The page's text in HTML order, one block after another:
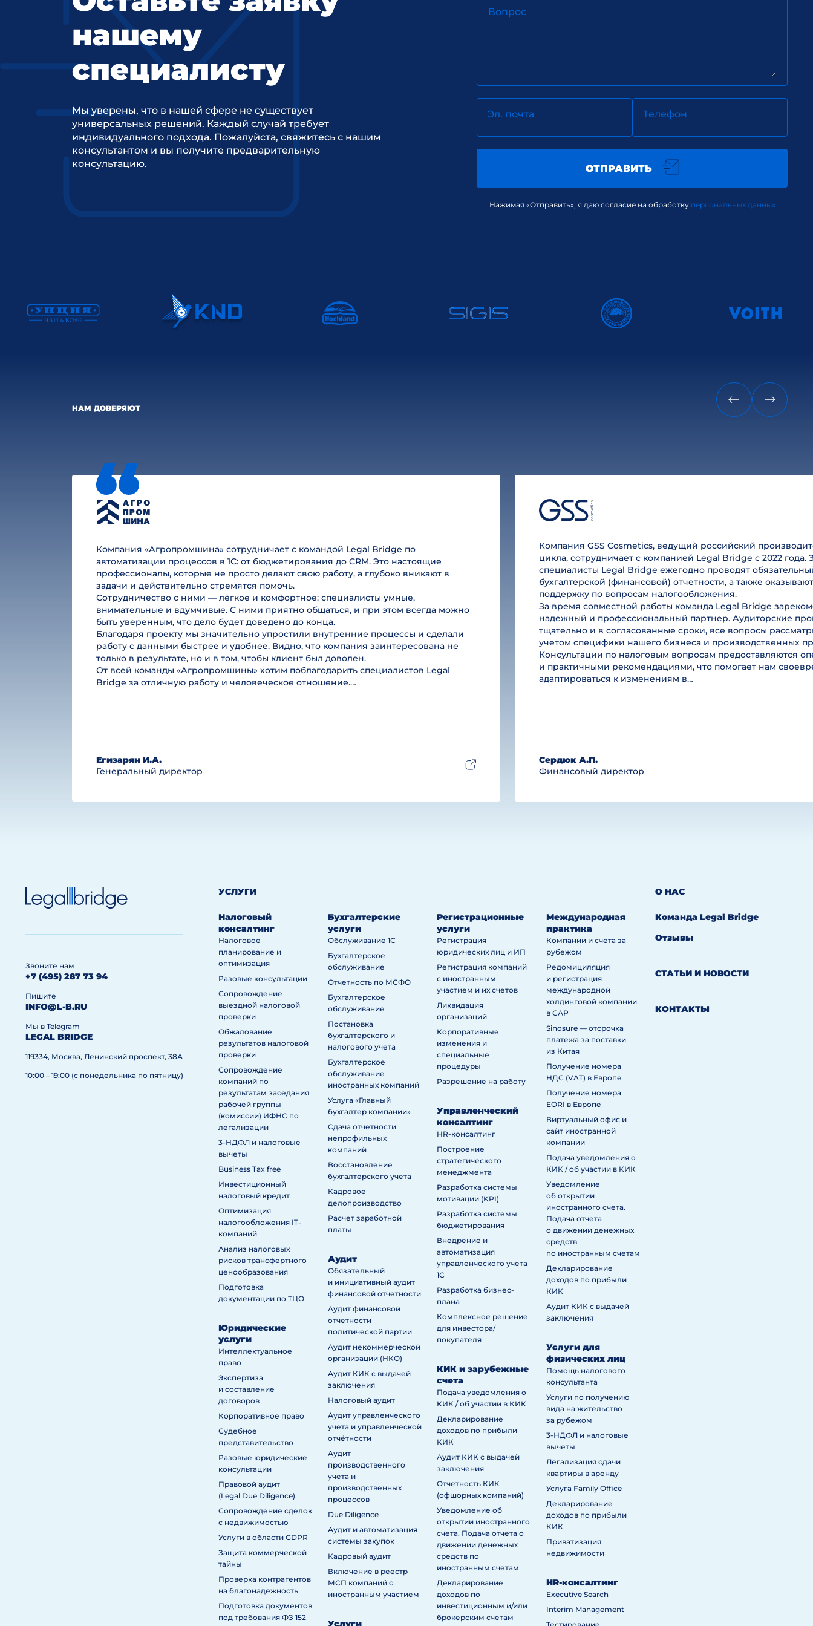
нашему
специалисту
Мы уверены, что в нашей сфере не существует
универсальных решений. Каждый случай требует
индивидуального подхода. Пожалуйста, свяжитесь с нашим
консультантом и вы получите предварительную
консультацию.
Вопрос
Эл. почта Телефон
ОТПРАВИТЬ
Нажимая «Отправить», я даю согласие на обработку персональных данных
НАМ ДОВЕРЯЮТ
Компания «Агропромшина» сотрудничает с командой Legal Bridge по
автоматизации процессов в 1С: от бюджетирования до CRM. Это настоящие
профессионалы, которые не просто делают свою работу, а глубоко вникают в
задачи и действительно стремятся помочь.
Сотрудничество с ними — лёгкое и комфортное: специалисты умные,
внимательные и вдумчивые. С ними приятно общаться, и при этом всегда можно
быть уверенным, что дело будет доведено до конца.
Благодаря проекту мы значительно упростили внутренние процессы и сделали
работу с данными быстрее и удобнее. Видно, что компания заинтересована не
только в результате, но и в том, чтобы клиент был доволен.
От всей команды «Агропромшины» хотим поблагодарить специалистов Legal
Bridge за отличную работу и человеческое отношение.…
Егизарян И.А.
Генеральный директор
Компания GSS Cosmetics, ведущий российский
цикла, сотрудничает с компанией Legal Bridge с 2022 года.
специалисты Legal Bridge ежегодно проводят
бухгалтерской (финансовой) отчетности, а также
поддержку по вопросам налогообложения.
За время совместной работы команда Legal Bridge
надежный и профессиональный партнер. Аудиторские
тщательно и в согласованные сроки, все вопросы
учетом специфики нашего бизнеса и производственных
Консультации по налоговым вопросам предоставляются
и практичными рекомендациями, что помогает нам
адаптироваться к изменениям в…
Сердюк А.П.
Финансовый директор
Звоните нам
+7 (495) 287 73 94
Пишите
INFO@L-B.RU
Мы в Telegram
LEGAL BRIDGE
119334, Москва, Ленинский проспект, 38А
10:00 – 19:00 (с понедельника по пятницу)
УСЛУГИ
Налоговый
консалтинг
Налоговое
планирование и
оптимизация
Разовые консультации
Сопровождение
выездной налоговой
проверки
Обжалование
результатов налоговой
проверки
Сопровождение
компаний по
результатам заседания
рабочей группы
(комиссии) ИФНС по
легализации
3-НДФЛ и налоговые
вычеты
Business Tax free
Инвестиционный
налоговый кредит
Оптимизация
налогообложения IT-
компаний
Анализ налоговых
рисков трансфертного
ценообразования
Подготовка
документации по ТЦО
Юридические
услуги
Интеллектуальное
право
Экспертиза
и составление
договоров
Корпоративное право
Судебное
представительство
Разовые юридические
консультации
Правовой аудит
(Legal Due Diligence)
Сопровождение сделок
с недвижимостью
Услуги в области GDPR
Защита коммерческой
тайны
Проверка контрагентов
на благонадежность
Подготовка документов
под требования ФЗ 152
Бухгалтерские
услуги
Обслуживание 1С
Бухгалтерское
обслуживание
Отчетность по МСФО
Бухгалтерское
обслуживание
Постановка
бухгалтерского и
налогового учета
Бухгалтерское
обслуживание
иностранных компаний
Услуга «Главный
бухгалтер компании»
Сдача отчетности
непрофильных
компаний
Восстановление
бухгалтерского учета
Кадровое
делопроизводство
Расчет заработной
платы
Аудит
Обязательный
и инициативный аудит
финансовой отчетности
Аудит финансовой
отчетности
политической партии
Аудит некоммерческой
организации (НКО)
Аудит КИК с выдачей
заключения
Налоговый аудит
Аудит управленческого
учета и управленческой
отчётности
Аудит
производственного
учета и
производственных
процессов
Due Diligence
Аудит и автоматизация
системы закупок
Кадровый аудит
Включение в реестр
МСП компаний с
иностранным участием
Услуги
Регистрационные
услуги
Регистрация
юридических лиц и ИП
Регистрация компаний
с иностранным
участием и их счетов
Ликвидация
организаций
Корпоративные
изменения и
специальные
процедуры
Разрешение на работу
Управленческий
консалтинг
HR-консалтинг
Построение
стратегического
менеджмента
Разработка системы
мотивации (KPI)
Разработка системы
бюджетирования
Внедрение и
автоматизация
управленческого учета
1С
Разработка бизнес-
плана
Комплексное решение
для инвестора/
покупателя
КИК и зарубежные
счета
Подача уведомления о
КИК / об участии в КИК
Декларирование
доходов по прибыли
КИК
Аудит КИК с выдачей
заключения
Отчетность КИК
(офшорных компаний)
Уведомление об
открытии иностранного
счета. Подача отчета о
движении денежных
средств по
иностранным счетам
Декларирование
доходов по
инвестиционным и/или
брокерским счетам
Международная
практика
Компании и счета за
рубежом
Редомициляция
и регистрация
международной
холдинговой компании
в САР
Sinosure — отсрочка
платежа за поставки
из Китая
Получение номера
НДС (VAT) в Европе
Получение номера
EORI в Европе
Виртуальный офис и
сайт иностранной
компании
Подача уведомления о
КИК / об участии в КИК
Уведомление
об открытии
иностранного счета.
Подача отчета
о движении денежных
средств
по иностранным счетам
Декларирование
доходов по прибыли
КИК
Аудит КИК с выдачей
заключения
Услуги для
физических лиц
Помощь налогового
консультанта
Услуги по получению
вида на жительство
за рубежом
3-НДФЛ и налоговые
вычеты
Легализация сдачи
квартиры в аренду
Услуга Family Office
Декларирование
доходов по прибыли
КИК
Приватизация
недвижимости
HR-консалтинг
Executive Search
Interim Management
О НАС
Команда Legal Bridge
Отзывы
СТАТЬИ И НОВОСТИ
КОНТАКТЫ